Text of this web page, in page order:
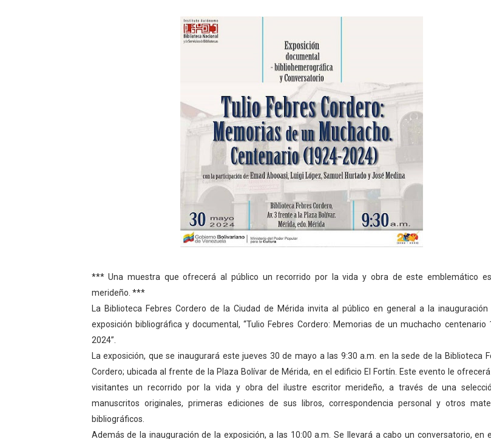
Inicia el Plan Cultura Vacacional 2026 en el estado Mérida
Ibime inició tradicional plan vacacional Aventuras en Vacaciones
Merideños disfrutarán del Plan Agosto Escuelas Abiertas 2026
Recreación y formación fortalecen la integración comunitaria en Campo
Club "Rápidos de Zea" brilló en el Primer Festival de Atletismo en
84 estudiantes celebraron su graduación en el Complejo Educativo
Cmdnna lleva esperanza y atención a casas de abrigo en Mérida
Comunas de Obispo Ramos de Lora avanzan hacia el empoderamiento y la
Arrancó Plan Vacacional Comunitario Venezuela Renace 2026 en la Don
Mérida impulsa el mapa de conocimientos con Encuentro de Formadores
Arnaldo Sánchez reinaugura Parque Recreacional Tilingo del Niño y la Niña
Corposalud inició talleres para aspirantes al curso de Emergencia
*** Una muestra que ofrecerá al público un recorrido por la vida y obra de este emblemático
merideño. ***
La Biblioteca Febres Cordero de la Ciudad de Mérida invita al público en general a la
exposición bibliográfica y documental, “Tulio Febres Cordero: Memorias de un muchacho centenario
2024”.
La exposición, que se inaugurará este jueves 30 de mayo a las 9:30 a.m. en la sede de la Biblioteca
Cordero; ubicada al frente de la Plaza Bolívar de Mérida, en el edificio El Fortín. Este evento le
visitantes un recorrido por la vida y obra del ilustre escritor merideño, a través de una
manuscritos originales, primeras ediciones de sus libros, correspondencia personal y otros
bibliográficos.
Además de la inauguración de la exposición, a las 10:00 a.m. Se llevará a cabo un conversatorio, en